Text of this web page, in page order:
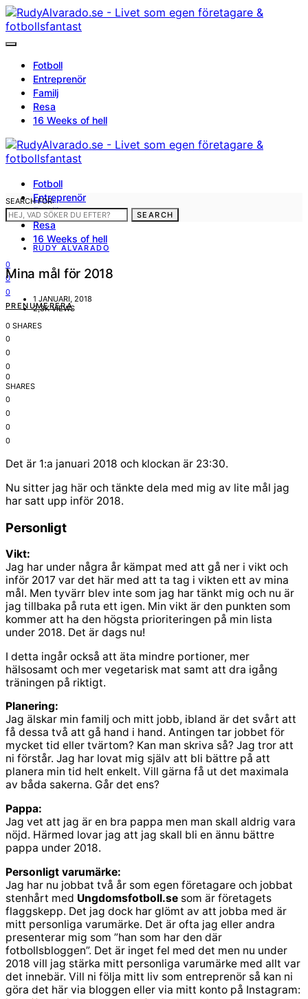
Fotboll
Entreprenör
Familj
Resa
16 Weeks of hell
Fotboll
Entreprenör
Familj
Resa
16 Weeks of hell
0
0
0
PRENUMERERA
SEARCH FOR:
SEARCH
RUDY ALVARADO
Mina mål för 2018
1 JANUARI, 2018
2,3K VIEWS
0 SHARES
0
0
0
0
SHARES
0
0
0
0
Det är 1:a januari 2018 och klockan är 23:30.
Nu sitter jag här och tänkte dela med mig av lite mål jag
har satt upp inför 2018.
Personligt
Vikt:
Jag har under några år kämpat med att gå ner i vikt och
inför 2017 var det här med att ta tag i vikten ett av mina
mål. Men tyvärr blev inte som jag har tänkt mig och nu är
jag tillbaka på ruta ett igen. Min vikt är den punkten som
kommer att ha den högsta prioriteringen på min lista
under 2018. Det är dags nu!
I detta ingår också att äta mindre portioner, mer
hälsosamt och mer vegetarisk mat samt att dra igång
träningen på riktigt.
Planering:
Jag älskar min familj och mitt jobb, ibland är det svårt att
få dessa två att gå hand i hand. Antingen tar jobbet för
mycket tid eller tvärtom? Kan man skriva så? Jag tror att
ni förstår. Jag har lovat mig själv att bli bättre på att
planera min tid helt enkelt. Vill gärna få ut det maximala
av båda sakerna. Går det ens?
Pappa:
Jag vet att jag är en bra pappa men man skall aldrig vara
nöjd. Härmed lovar jag att jag skall bli en ännu bättre
pappa under 2018.
Personligt varumärke:
Jag har nu jobbat två år som egen företagare och jobbat
stenhårt med Ungdomsfotboll.se som är företagets
flaggskepp. Det jag dock har glömt av att jobba med är
mitt personliga varumärke. Det är ofta jag eller andra
presenterar mig som ”han som har den där
fotbollsbloggen”. Det är inget fel med det men nu under
2018 vill jag stärka mitt personliga varumärke med allt var
det innebär. Vill ni följa mitt liv som entreprenör så kan ni
göra det här via bloggen eller via mitt konto på Instagram: